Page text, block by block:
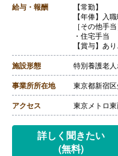
給与・報酬
【常勤】
【年俸】入
［その他手当
・住宅手当
【賞与】あり
【通勤手当
【昇給】あり
【退職金】あ
施設形態 特別養護老
事業所所在地 東京都新宿
アクセス 東京メトロ
詳しく聞きたい
(無料)